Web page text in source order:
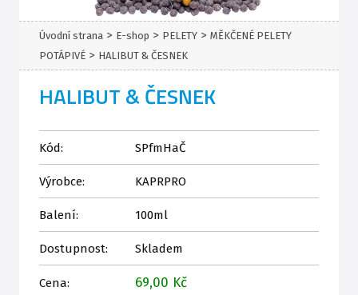
Úvodní strana > E-shop > PELETY > MĚKČENÉ PELETY
POTÁPIVÉ > HALIBUT & ČESNEK
HALIBUT & ČESNEK
Kód: SPfmHaČ
Výrobce: KAPRPRO
Balení: 100ml
Dostupnost: Skladem
Cena: 69,00 Kč